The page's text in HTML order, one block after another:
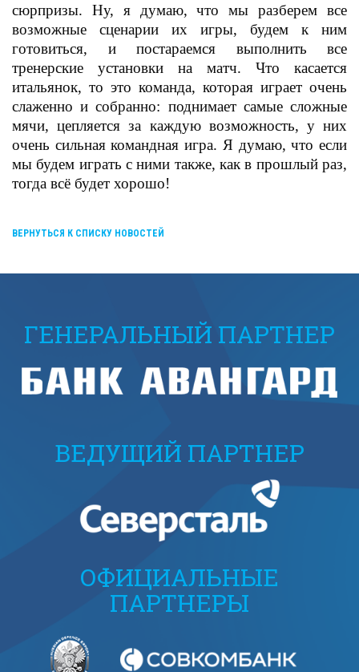
сюрпризы. Ну, я думаю, что мы разберем все
возможные сценарии их игры, будем к ним
готовиться, и постараемся выполнить все
тренерские установки на матч. Что касается
итальянок, то это команда, которая играет очень
слаженно и собранно: поднимает самые сложные
мячи, цепляется за каждую возможность, у них
очень сильная командная игра. Я думаю, что если
мы будем играть с ними также, как в прошлый раз,
тогда всё будет хорошо!
ВЕРНУТЬСЯ К СПИСКУ НОВОСТЕЙ
ГЕНЕРАЛЬНЫЙ ПАРТНЕР
ВЕДУЩИЙ ПАРТНЕР
ОФИЦИАЛЬНЫЕ
ПАРТНЕРЫ